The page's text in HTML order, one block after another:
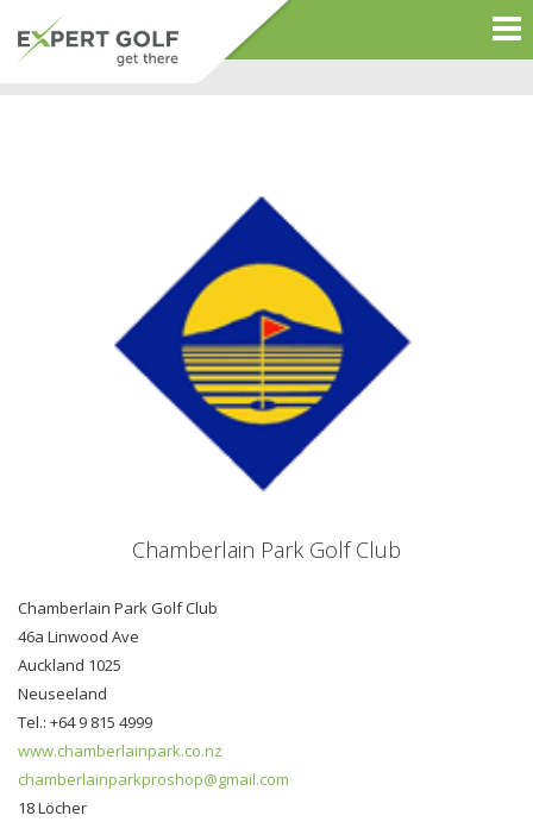
Chamberlain Park Golf Club
Chamberlain Park Golf Club
46a Linwood Ave
Auckland 1025
Neuseeland
Tel.: +64 9 815 4999
www.chamberlainpark.co.nz
chamberlainparkproshop@gmail.com
18 Löcher